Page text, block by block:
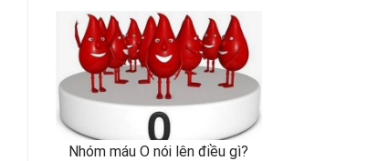
Nhóm máu O nói lên điều gì?